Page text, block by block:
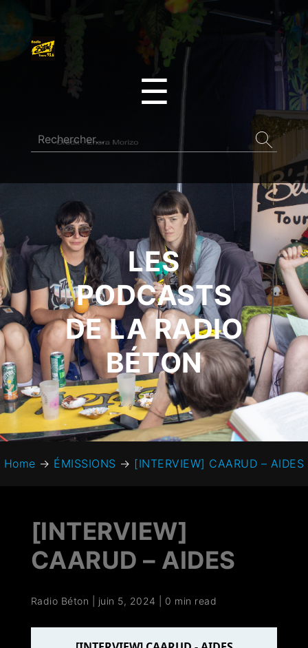
☰
LES
PODCASTS
DE LA RADIO
BÉTON
Home → ÉMISSIONS → [INTERVIEW] CAARUD – AIDES
[INTERVIEW]
CAARUD – AIDES
Radio Béton juin 5, 2024 0 min read